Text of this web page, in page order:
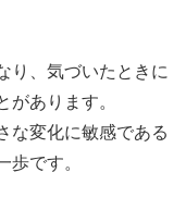
り、気づいたときに
があります。
な変化に敏感である
歩です。